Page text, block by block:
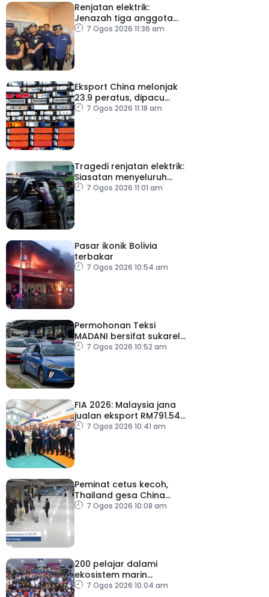
Renjatan elektrik:
Jenazah tiga anggota
polis dibawa pulang
7 Ogos 2026 11:36 am
Eksport China melonjak
23.9 peratus, dipacu
permintaan teknologi AI
7 Ogos 2026 11:18 am
Tragedi renjatan elektrik:
Siasatan menyeluruh
dijalankan
7 Ogos 2026 11:01 am
Pasar ikonik Bolivia
terbakar
7 Ogos 2026 10:54 am
Permohonan Teksi
MADANI bersifat sukarela,
teksi sedia ada dibenar
7 Ogos 2026 10:52 am
FIA 2026: Malaysia jana
jualan eksport RM791.54
juta7 Ogos 2026 10:41 am
Peminat cetus kecoh,
Thailand gesa China
ambil tindakan
7 Ogos 2026 10:08 am
200 pelajar dalami
ekosistem marin
menerusi Blue School
7 Ogos 2026 10:04 am